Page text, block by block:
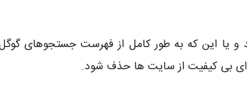
یا این که به طور کامل از فهرست جستجوهای
بی کیفیت از سایت ها حذف شود.